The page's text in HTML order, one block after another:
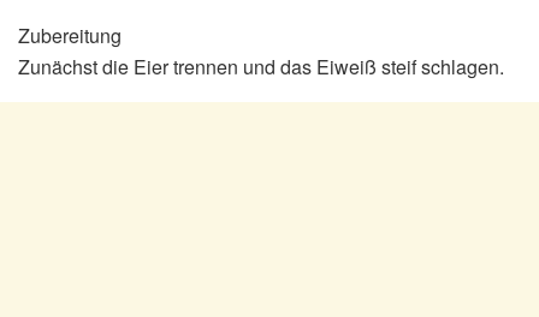
Zubereitung
Zunächst die Eier trennen und das Eiweiß steif schlagen.